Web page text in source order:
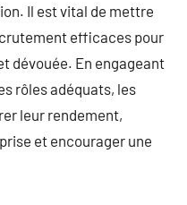
Il est vital de mettre
efficaces pour
dévouée. En engageant
rôles adéquats, les
leur rendement,
et encourager une